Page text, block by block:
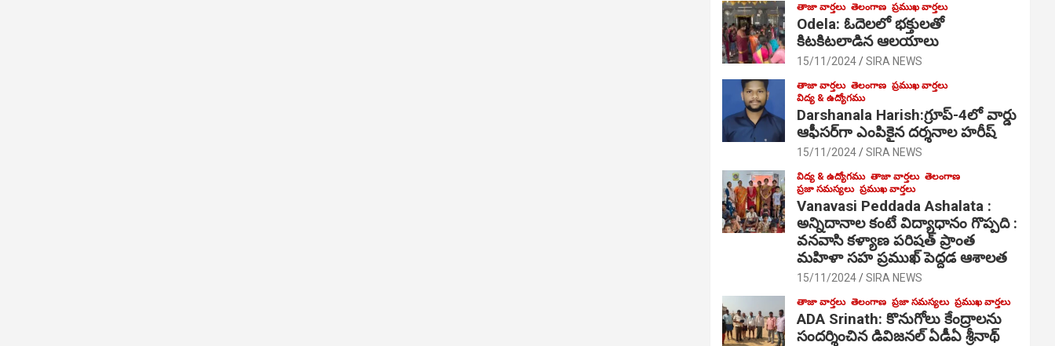
తాజా వార్తలు తెలంగాణ ప్రముఖ వార్తలు
Odela: ఓదెల‌లో భక్తులతో
కిటకిటలాడిన ఆల‌యాలు
15/11/2024 SIRA NEWS
తాజా వార్తలు తెలంగాణ ప్రముఖ వార్తలు
విద్య & ఉద్యోగము
Darshanala Harish:గ్రూప్-4లో వార్డు
ఆఫీసర్‌గా ఎంపికైన దర్శనాల హరీష్
15/11/2024 SIRA NEWS
విద్య & ఉద్యోగము తాజా వార్తలు తెలంగాణ
ప్రజా సమస్యలు ప్రముఖ వార్తలు
Vanavasi Peddada Ashalata :
అన్నిదానాల కంటే విద్యాధానం గొప్పది :
వనవాసి కళ్యాణ పరిషత్ ప్రాంత
మహిళా సహ ప్రముఖ్ పెద్దడ ఆశాలత
15/11/2024 SIRA NEWS
తాజా వార్తలు తెలంగాణ ప్రజా సమస్యలు ప్రముఖ వార్తలు
ADA Srinath: కొనుగోలు కేంద్రాల‌ను
సంద‌ర్శించిన డివిజనల్ ఏడీఏ శ్రీనాథ్